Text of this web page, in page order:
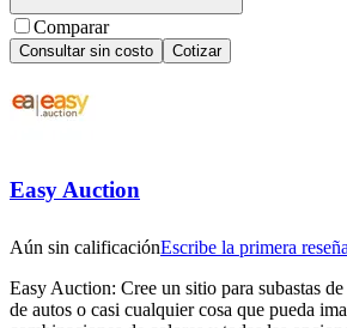
Comparar
Consultar sin costo Cotizar
Easy Auction
Aún sin calificaciónEscribe la primera reseña
Easy Auction: Cree un sitio para subastas de
de autos o casi cualquier cosa que pueda